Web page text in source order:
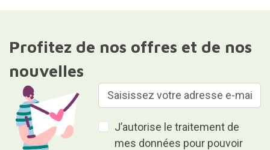
Profitez de nos offres et de nos
nouvelles
J’autorise le traitement de
mes données pour pouvoir